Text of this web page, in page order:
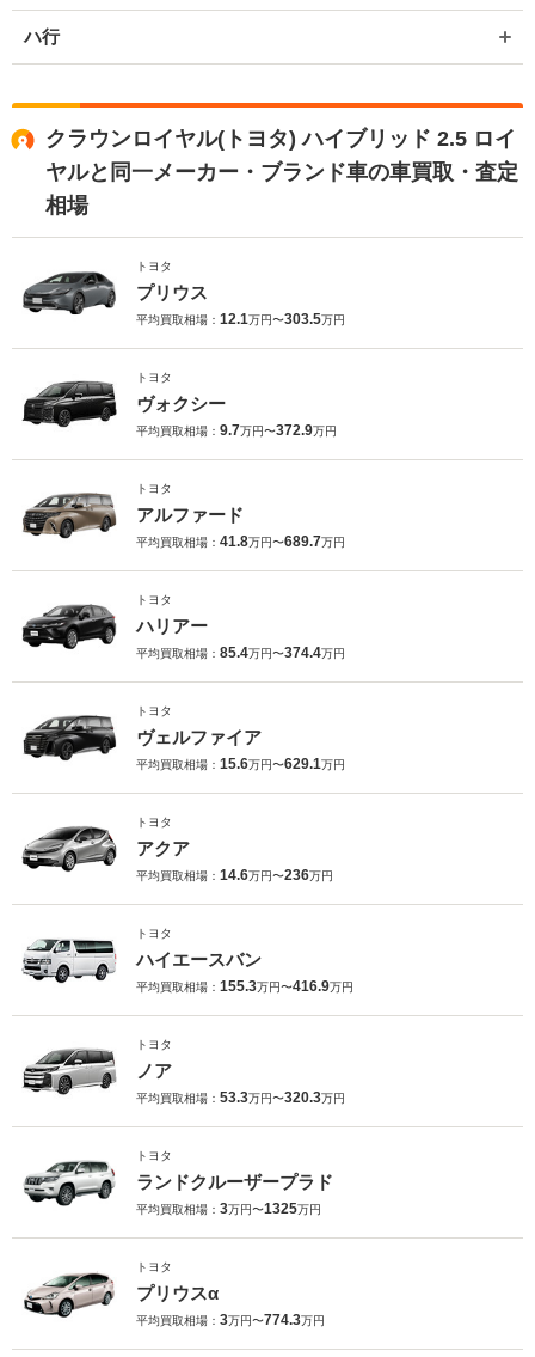
ハ行
クラウンロイヤル(トヨタ) ハイブリッド 2.5 ロイ
ヤルと同一メーカー・ブランド車の車買取・査定
相場
トヨタ
プリウス
平均買取相場： 12.1万円〜303.5万円
トヨタ
ヴォクシー
平均買取相場： 9.7万円〜372.9万円
トヨタ
アルファード
平均買取相場： 41.8万円〜689.7万円
トヨタ
ハリアー
平均買取相場： 85.4万円〜374.4万円
トヨタ
ヴェルファイア
平均買取相場： 15.6万円〜629.1万円
トヨタ
アクア
平均買取相場： 14.6万円〜236万円
トヨタ
ハイエースバン
平均買取相場： 155.3万円〜416.9万円
トヨタ
ノア
平均買取相場： 53.3万円〜320.3万円
トヨタ
ランドクルーザープラド
平均買取相場： 3万円〜1325万円
トヨタ
プリウスα
平均買取相場： 3万円〜774.3万円